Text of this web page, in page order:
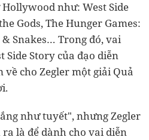
như: West Side
Gods, The Hunger Games:
Snakes… Trong đó, vai
Side Story của đạo diễn
về cho Zegler một giải Quả
như tuyết", nhưng Zegler
là để dành cho vai diễn